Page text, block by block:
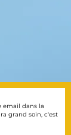
email dans la
grand soin, c'est